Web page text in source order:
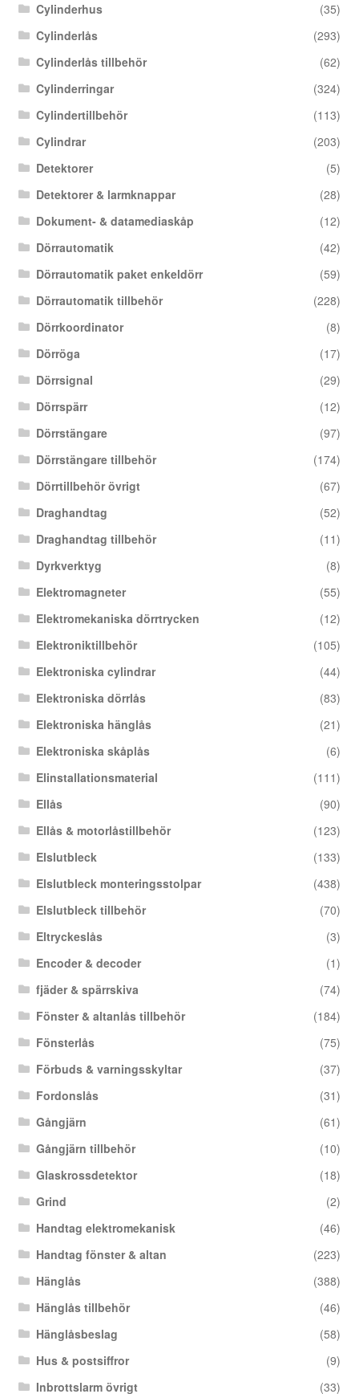
Cylinderhus
(35)
Cylinderlås
(293)
Cylinderlås tillbehör
(62)
Cylinderringar
(324)
Cylindertillbehör
(113)
Cylindrar
(203)
Detektorer
(5)
Detektorer & larmknappar
(28)
Dokument- & datamediaskåp
(12)
Dörrautomatik
(42)
Dörrautomatik paket enkeldörr
(59)
Dörrautomatik tillbehör
(228)
Dörrkoordinator
(8)
Dörröga
(17)
Dörrsignal
(29)
Dörrspärr
(12)
Dörrstängare
(97)
Dörrstängare tillbehör
(174)
Dörrtillbehör övrigt
(67)
Draghandtag
(52)
Draghandtag tillbehör
(11)
Dyrkverktyg
(8)
Elektromagneter
(55)
Elektromekaniska dörrtrycken
(12)
Elektroniktillbehör
(105)
Elektroniska cylindrar
(44)
Elektroniska dörrlås
(83)
Elektroniska hänglås
(21)
Elektroniska skåplås
(6)
Elinstallationsmaterial
(111)
Ellås
(90)
Ellås & motorlåstillbehör
(123)
Elslutbleck
(133)
Elslutbleck monteringsstolpar
(438)
Elslutbleck tillbehör
(70)
Eltryckeslås
(3)
Encoder & decoder
(1)
fjäder & spärrskiva
(74)
Fönster & altanlås tillbehör
(184)
Fönsterlås
(75)
Förbuds & varningsskyltar
(37)
Fordonslås
(31)
Gångjärn
(61)
Gångjärn tillbehör
(10)
Glaskrossdetektor
(18)
Grind
(2)
Handtag elektromekanisk
(46)
Handtag fönster & altan
(223)
Hänglås
(388)
Hänglås tillbehör
(46)
Hänglåsbeslag
(58)
Hus & postsiffror
(9)
Inbrottslarm övrigt
(33)